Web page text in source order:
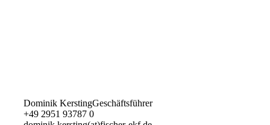
Dominik KerstingGeschäftsführer
+49 2951 93787 0